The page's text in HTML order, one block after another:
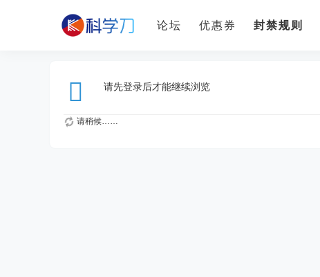
论坛 优惠券 封禁规则
请先登录后才能继续浏览
请稍候……